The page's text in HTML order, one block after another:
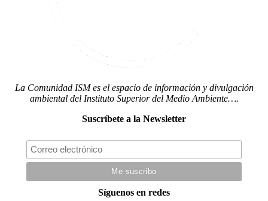
La Comunidad ISM es el espacio de información y divulgación
ambiental del Instituto Superior del Medio Ambiente….
Suscríbete a la Newsletter
Síguenos en redes